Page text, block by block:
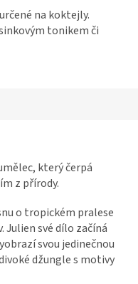
na koktejly.
tonikem či
který čerpá
z přírody.
o tropickém pralese
Julien své dílo začíná
svou jedinečnou
džungle s motivy